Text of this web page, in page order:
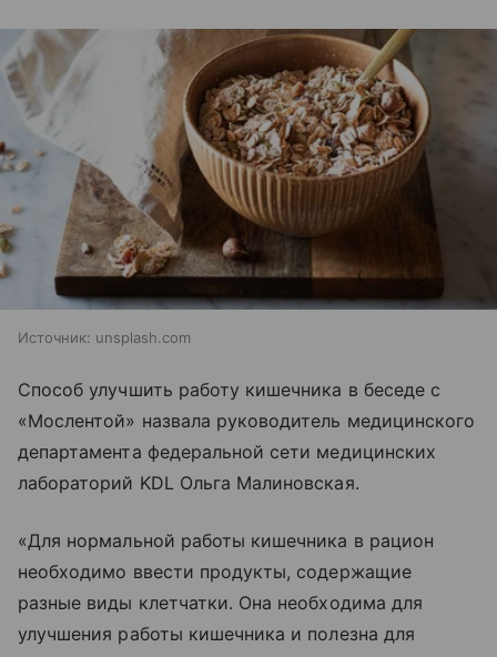
Источник: unsplash.com
Способ улучшить работу кишечника в беседе с
«Мослентой» назвала руководитель медицинского
департамента федеральной сети медицинских
лабораторий KDL Ольга Малиновская.
«Для нормальной работы кишечника в рацион
необходимо ввести продукты, содержащие
разные виды клетчатки. Она необходима для
улучшения работы кишечника и полезна для